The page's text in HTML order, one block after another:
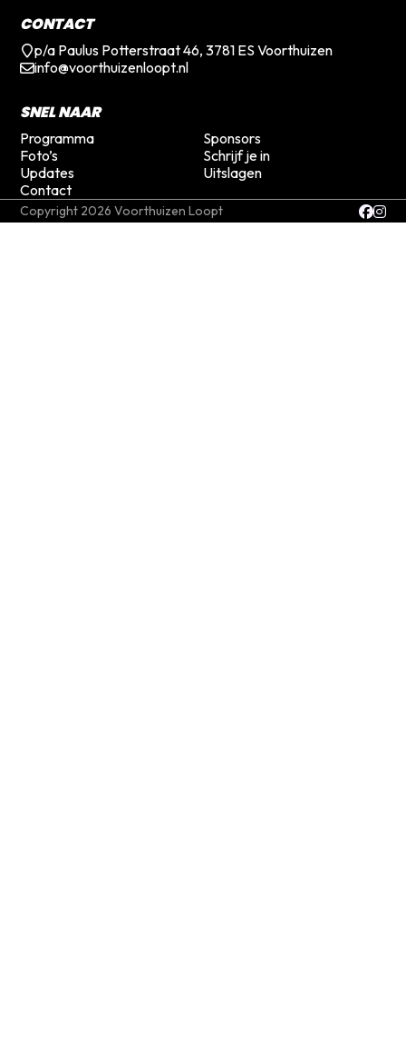
CONTACT
p/a Paulus Potterstraat 46, 3781 ES Voorthuizen
info@voorthuizenloopt.nl
SNEL NAAR
Programma
Sponsors
Foto’s
Schrijf je in
Updates
Uitslagen
Contact
Copyright 2026 Voorthuizen Loopt